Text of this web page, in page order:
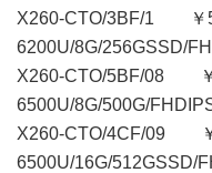
X260-CTO/3BF/
6200U/8G/256GSSD/
X260-CTO/5BF/
6500U/8G/500G/
X260-CTO/4CF/
6500U/16G/512GSSD/